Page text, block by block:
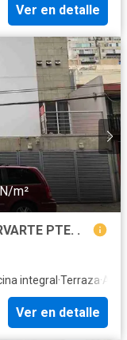
Ver en detalle
m²
PTE. .
integral ·Terraza·
Ver en detalle